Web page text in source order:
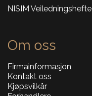
NISIM Veiledningshefte
Om oss
Firmainformasjon
Kontakt oss
Kjøpsvilkår